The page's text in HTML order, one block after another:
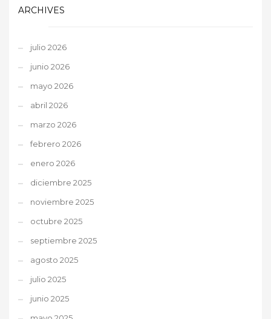
ARCHIVES
julio 2026
junio 2026
mayo 2026
abril 2026
marzo 2026
febrero 2026
enero 2026
diciembre 2025
noviembre 2025
octubre 2025
septiembre 2025
agosto 2025
julio 2025
junio 2025